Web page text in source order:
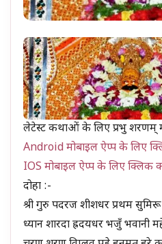
लेटेस्ट कथाओं के लिए प्रभु शरणम्
Android मोबाइल ऐप्प के लिए
IOS मोबाइल ऐप्प के लिए क्लिक
दोहा :-
श्री गुरु पदरज शीशधर प्रथम
ध्यान शारदा ह्रदयधर भजुँ भवानी